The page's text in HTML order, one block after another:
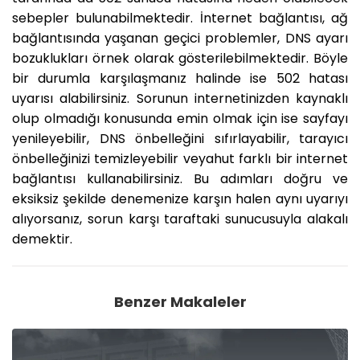
sebepler bulunabilmektedir. İnternet bağlantısı, ağ
bağlantısında yaşanan geçici problemler, DNS ayarı
bozuklukları örnek olarak gösterilebilmektedir. Böyle
bir durumla karşılaşmanız halinde ise 502 hatası
uyarısı alabilirsiniz. Sorunun internetinizden kaynaklı
olup olmadığı konusunda emin olmak için ise sayfayı
yenileyebilir, DNS önbelleğini sıfırlayabilir, tarayıcı
önbelleğinizi temizleyebilir veyahut farklı bir internet
bağlantısı kullanabilirsiniz. Bu adımları doğru ve
eksiksiz şekilde denemenize karşın halen aynı uyarıyı
alıyorsanız, sorun karşı taraftaki sunucusuyla alakalı
demektir.
Benzer Makaleler